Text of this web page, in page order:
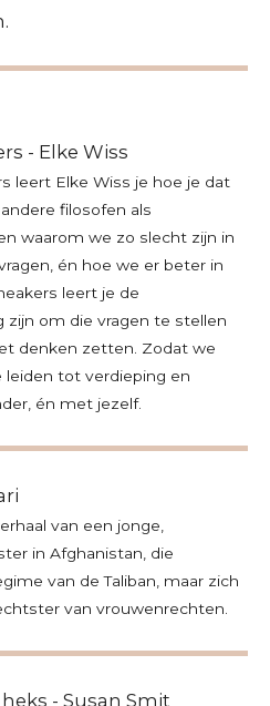
- Elke Wiss
leert Elke Wiss je hoe je dat
filosofen als
waarom we zo slecht zijn in
én hoe we er beter in
leert je de
zijn om die vragen te stellen
denken zetten. Zodat we
leiden tot verdieping en
én met jezelf.
van een jonge,
in Afghanistan, die
van de Taliban, maar zich
van vrouwenrechten.
- Susan Smit